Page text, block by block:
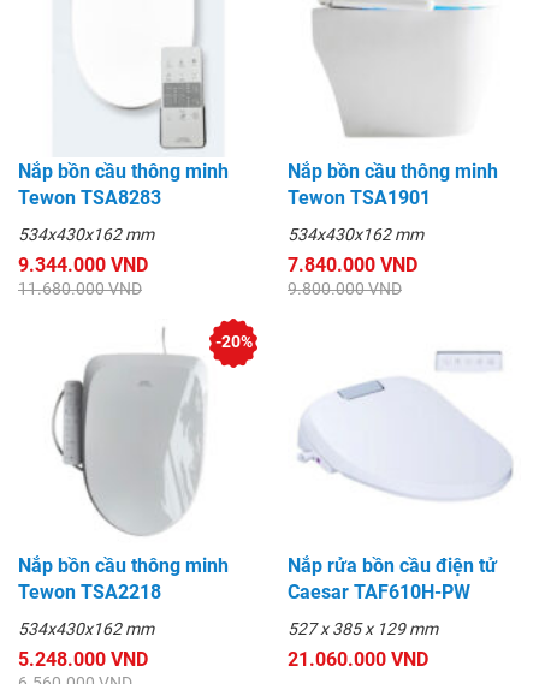
Nắp bồn cầu thông minh
Tewon TSA8283
534x430x162 mm
9.344.000 VND
11.680.000 VND
Nắp bồn cầu thông minh
Tewon TSA1901
534x430x162 mm
7.840.000 VND
9.800.000 VND
Nắp bồn cầu thông minh
Tewon TSA2218
534x430x162 mm
5.248.000 VND
-20%
Nắp rửa bồn cầu điện tử
Caesar TAF610H-PW
527 x 385 x 129 mm
21.060.000 VND